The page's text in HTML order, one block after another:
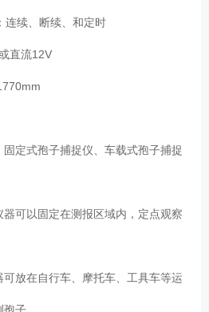
连续、断续、和定时
直流12V
定式孢子捕捉仪、车载式孢子捕捉
可以固定在测报区域内，定点观察
放在自行车、摩托车、工具车等运
孢子。